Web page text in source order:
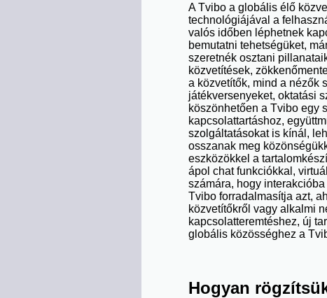
A Tvibo a globális élő
technológiájával a
valós időben léphetnek
bemutatni tehetségüket,
szeretnék osztani
közvetítések,
a közvetítők, mind a nézők
játékversenyeket, oktatási
köszönhetően a Tvibo egy
kapcsolattartáshoz,
szolgáltatásokat is kínál,
osszanak meg
eszközökkel a
ápol chat funkciókkal,
számára, hogy
Tvibo forradalmasítja azt,
közvetítőkről vagy alkalmi
kapcsolatteremtéshez, új
globális közösséghez a
Hogyan